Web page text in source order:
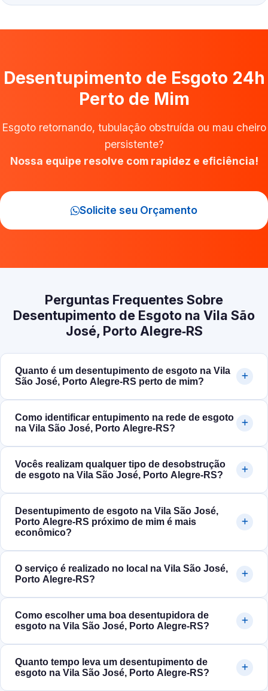
Desentupimento de Esgoto 24h
Perto de Mim
Esgoto retornando, tubulação obstruída ou mau cheiro
persistente?
Nossa equipe resolve com rapidez e eficiência!
Solicite seu Orçamento
Perguntas Frequentes Sobre
Desentupimento de Esgoto na Vila São
José, Porto Alegre‑RS
Quanto é um desentupimento de esgoto na Vila
São José, Porto Alegre‑RS perto de mim?
Como identificar entupimento na rede de esgoto
na Vila São José, Porto Alegre‑RS?
Vocês realizam qualquer tipo de desobstrução
de esgoto na Vila São José, Porto Alegre‑RS?
Desentupimento de esgoto na Vila São José,
Porto Alegre‑RS próximo de mim é mais
econômico?
O serviço é realizado no local na Vila São José,
Porto Alegre‑RS?
Como escolher uma boa desentupidora de
esgoto na Vila São José, Porto Alegre‑RS?
Quanto tempo leva um desentupimento de
esgoto na Vila São José, Porto Alegre‑RS?